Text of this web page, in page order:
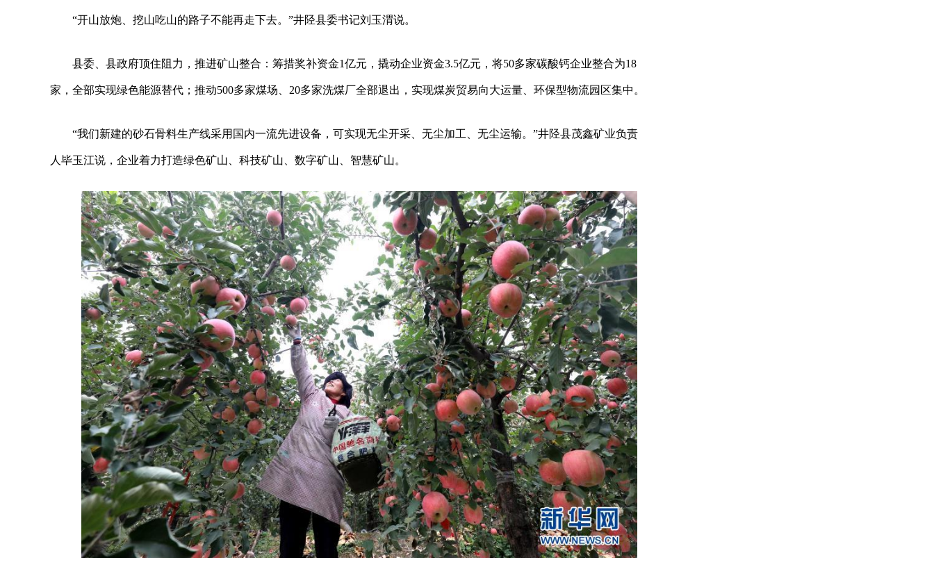
“开山放炮、挖山吃山的路子不能再走下去。”井陉县委书记刘玉渭说。
县委、县政府顶住阻力，推进矿山整合：筹措奖补资金1亿元，撬动企业资金3.5亿元，将50多家碳酸钙企业整合为18
家，全部实现绿色能源替代；推动500多家煤场、20多家洗煤厂全部退出，实现煤炭贸易向大运量、环保型物流园区集中。
“我们新建的砂石骨料生产线采用国内一流先进设备，可实现无尘开采、无尘加工、无尘运输。”井陉县茂鑫矿业负责
人毕玉江说，企业着力打造绿色矿山、科技矿山、数字矿山、智慧矿山。